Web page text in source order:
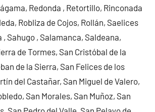
Redonda , Retortillo, Rinconada
Robliza de Cojos, Rollán, Saelices
, Sahugo , Salamanca, Saldeana,
de Tormes, San Cristóbal de la
de la Sierra, San Felices de los
del Castañar, San Miguel de Valero,
San Morales, San Muñoz, San